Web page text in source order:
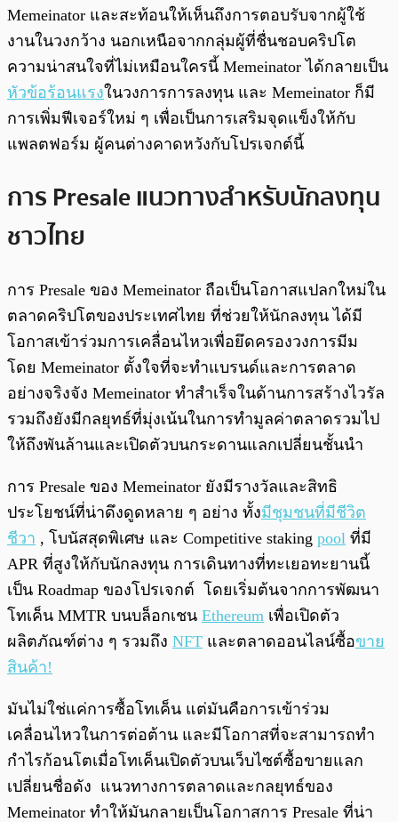
Memeinator และสะท้อนให้เห็นถึงการตอบรับจากผู้ใช้
งานในวงกว้าง นอกเหนือจากกลุ่มผู้ที่ชื่นชอบคริปโต
ความน่าสนใจที่ไม่เหมือนใครนี้ Memeinator ได้กลายเป็น
หัวข้อร้อนแรงในวงการการลงทุน และ Memeinator ก็มี
การเพิ่มฟีเจอร์ใหม่ ๆ เพื่อเป็นการเสริมจุดแข็งให้กับ
แพลตฟอร์ม ผู้คนต่างคาดหวังกับโปรเจกต์นี้
การ Presale แนวทางสำหรับนักลงทุน
ชาวไทย
การ Presale ของ Memeinator ถือเป็นโอกาสแปลกใหม่ใน
ตลาดคริปโตของประเทศไทย ที่ช่วยให้นักลงทุน ได้มี
โอกาสเข้าร่วมการเคลื่อนไหวเพื่อยึดครองวงการมีม
โดย Memeinator ตั้งใจที่จะทำแบรนด์และการตลาด
อย่างจริงจัง Memeinator ทำสำเร็จในด้านการสร้างไวรัล
รวมถึงยังมีกลยุทธ์ที่มุ่งเน้นในการทำมูลค่าตลาดรวมไป
ให้ถึงพันล้านและเปิดตัวบนกระดานแลกเปลี่ยนชั้นนำ
การ Presale ของ Memeinator ยังมีรางวัลและสิทธิ
ประโยชน์ที่น่าดึงดูดหลาย ๆ อย่าง ทั้งมีชุมชนที่มีชีวิต
ชีวา , โบนัสสุดพิเศษ และ Competitive staking pool ที่มี
APR ที่สูงให้กับนักลงทุน การเดินทางที่ทะเยอทะยานนี้
เป็น Roadmap ของโปรเจกต์ โดยเริ่มต้นจากการพัฒนา
โทเค็น MMTR บนบล็อกเชน Ethereum เพื่อเปิดตัว
ผลิตภัณฑ์ต่าง ๆ รวมถึง NFT และตลาดออนไลน์ซื้อขาย
สินค้า!
มันไม่ใช่แค่การซื้อโทเค็น แต่มันคือการเข้าร่วม
เคลื่อนไหวในการต่อต้าน และมีโอกาสที่จะสามารถทำ
กำไรก้อนโตเมื่อโทเค็นเปิดตัวบนเว็บไซต์ซื้อขายแลก
เปลี่ยนชื่อดัง แนวทางการตลาดและกลยุทธ์ของ
Memeinator ทำให้มันกลายเป็นโอกาสการ Presale ที่น่า